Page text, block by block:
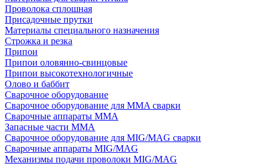
Проволока сплошная
Присадочные прутки
Материалы специального назначения
Строжка и резка
Припои
Припои оловянно-свинцовые
Припои высокотехнологичные
Олово и баббит
Сварочное оборудование
Сварочное оборудование для MMA сварки
Сварочные аппараты MMA
Запасные части MMA
Сварочное оборудование для MIG/MAG сварки
Сварочные аппараты MIG/MAG
Механизмы подачи проволоки MIG/MAG